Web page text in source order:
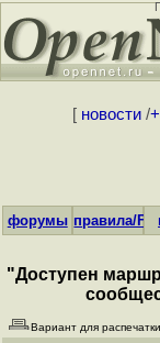
[ новости/
форумы правила/
"Доступен
Вариант для распечатки